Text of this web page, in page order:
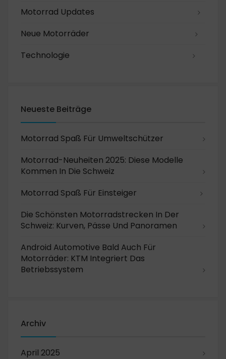
Motorrad Updates
Neue Motorräder
Technologie
Neueste Beiträge
Motorrad Spaß Für Umweltschützer
Motorrad-Neuheiten 2025: Diese Modelle
Kommen In Die Schweiz
Motorrad Spaß Für Einsteiger
Die Schönsten Motorradstrecken In Der
Schweiz: Kurven, Pässe Und Panoramen
Android Automotive Bald Auch Für
Motorräder: KTM Integriert Das
Betriebssystem
Archiv
April 2025